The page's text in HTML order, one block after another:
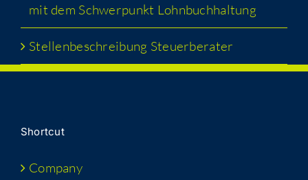
mit dem Schw­er­punkt Lohnbuchhaltung
Stel­lenbeschrei­bung Steuerberater
Short­cut
Com­pa­ny